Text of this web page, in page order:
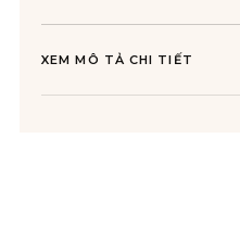
XEM MÔ TẢ CHI TIẾT